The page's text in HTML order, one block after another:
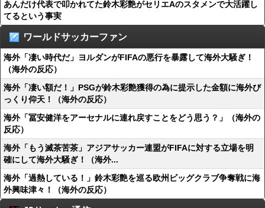
あんだけ代表で叩かれてた鈴木彩艶がセリエAのスタメンで大活躍し
てるという事実
ワールドサッカーファン
海外「凄い時代だ」ヨルダンがFIFAの悪行を暴露して海外大騒ぎ！
（海外の反応）
海外「凄い額だ！」PSGが鈴木彩艶獲得の為に提示した金額に海外び
っくり仰天！（海外の反応）
海外「冨安健洋をアーセナルに連れ戻すことをどう思う？」（海外の
反応）
海外「もう滅茶苦茶」アジアサッカー連盟がFIFAに対する立場を明
確にして海外大騒ぎ！（海外...
海外「過熱している！」鈴木彩艶を巡る欧州ビッグクラブ争奪戦に海
外興味津々！（海外の反応）